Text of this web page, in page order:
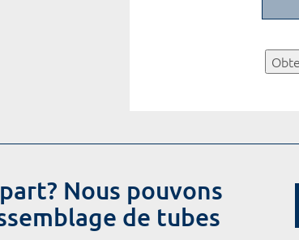
Nous pouvons
de tubes